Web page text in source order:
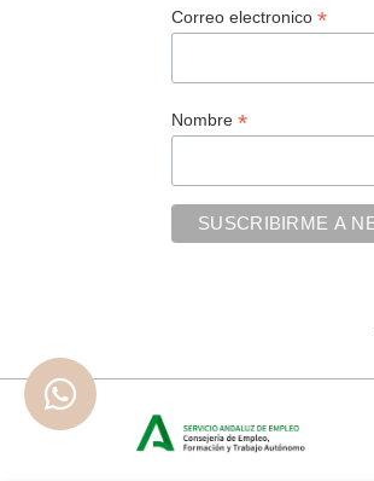
Correo electronico *
Nombre *